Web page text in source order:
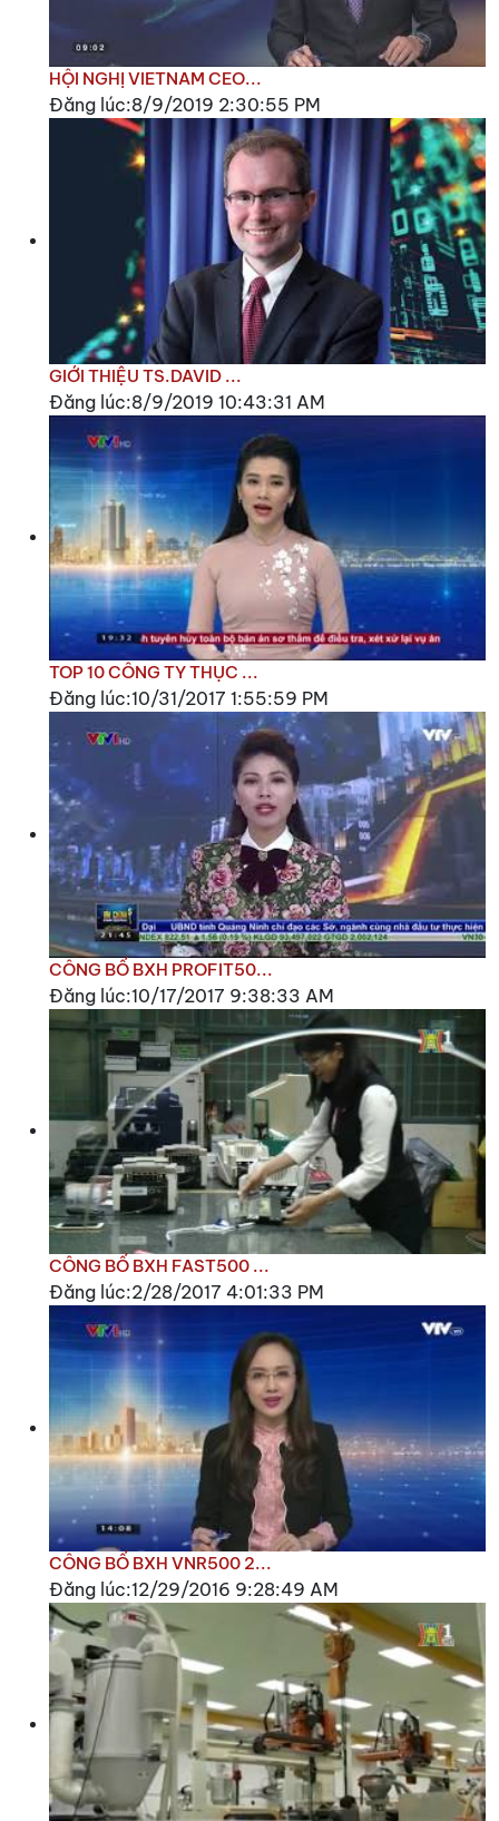
HỘI NGHỊ VIETNAM CEO...
Đăng lúc:8/9/2019 2:30:55 PM
GIỚI THIỆU TS.DAVID ...
Đăng lúc:8/9/2019 10:43:31 AM
TOP 10 CÔNG TY THỤC ...
Đăng lúc:10/31/2017 1:55:59 PM
CÔNG BỐ BXH PROFIT50...
Đăng lúc:10/17/2017 9:38:33 AM
CÔNG BỐ BXH FAST500 ...
Đăng lúc:2/28/2017 4:01:33 PM
CÔNG BỐ BXH VNR500 2...
Đăng lúc:12/29/2016 9:28:49 AM